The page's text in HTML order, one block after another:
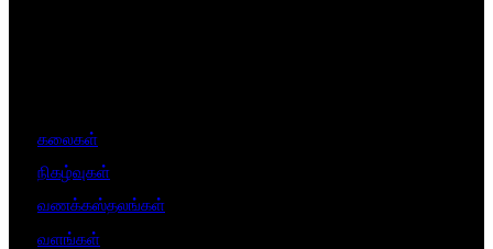
கலைகள்
நிகழ்வுகள்
வணக்கஸ்தலங்கள்
வளங்கள்